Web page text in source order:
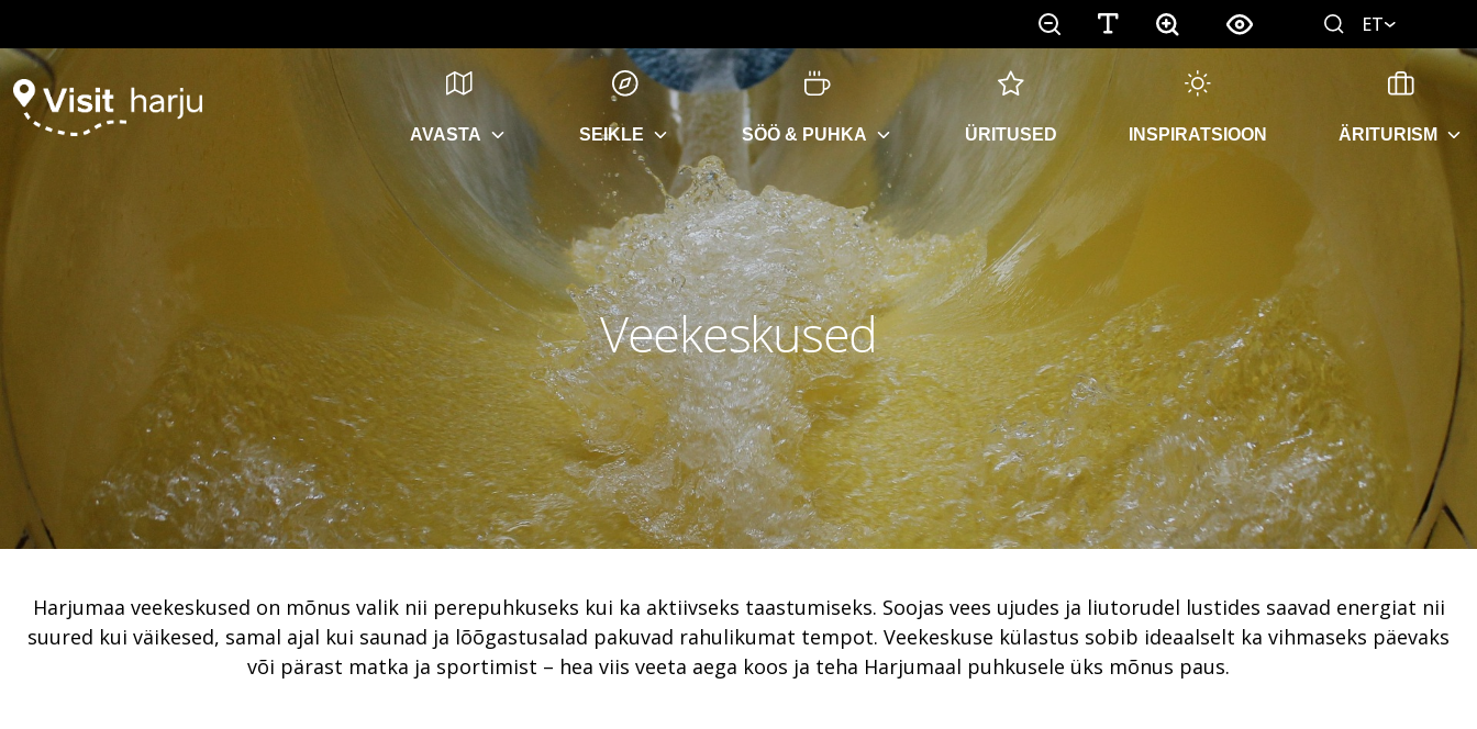
ET
AVASTA SEIKLE SÖÖ & PUHKA ÜRITUSED INSPIRATSIOON ÄRITURISM
Veekeskused
Harjumaa veekeskused on mõnus valik nii perepuhkuseks kui ka aktiivseks taastumiseks. Soojas vees ujudes ja liutorudel lustides saavad energiat nii
suured kui väikesed, samal ajal kui saunad ja lõõgastusalad pakuvad rahulikumat tempot. Veekeskuse külastus sobib ideaalselt ka vihmaseks päevaks
või pärast matka ja sportimist – hea viis veeta aega koos ja teha Harjumaal puhkusele üks mõnus paus.